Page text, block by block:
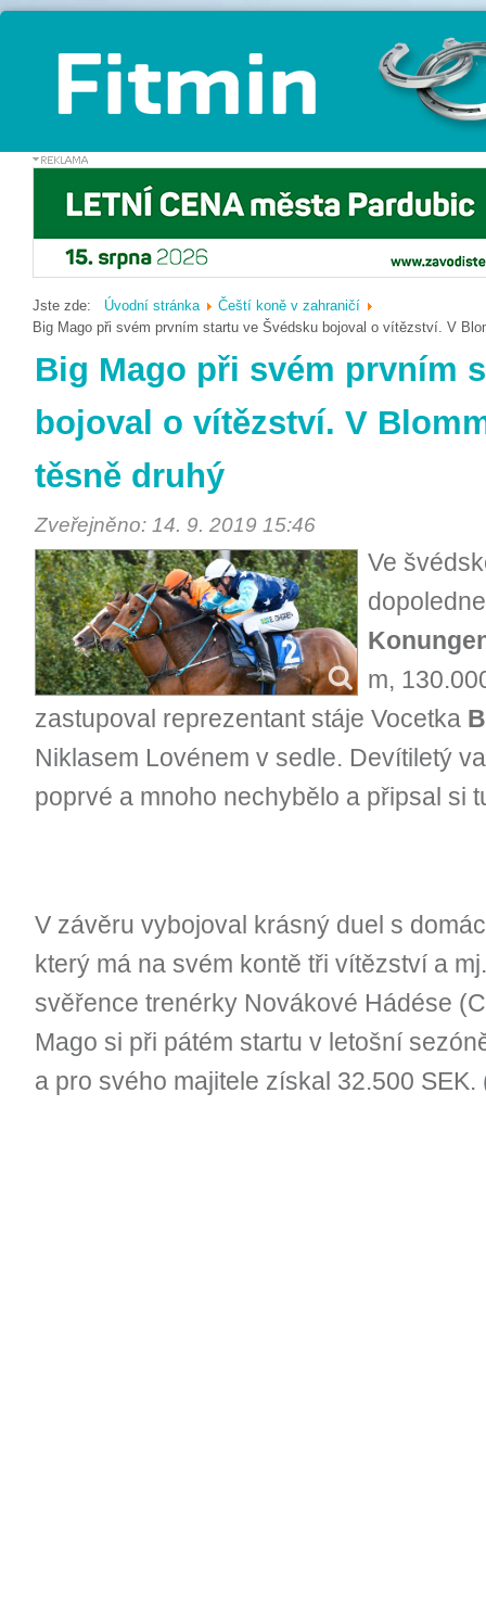
Jste zde: Úvodní stránka
Čeští koně v zahraničí
Big Mago při svém prvním startu ve Švédsku bojoval o vítězství. V
Big Mago při svém prvním
bojoval o vítězství. V
těsně druhý
Zveřejněno: 14. 9. 2019 15:46
Ve
m,
zastupoval reprezentant stáje Vocetka
Niklasem Lovénem v sedle. Devítiletý
poprvé a mnoho nechybělo a připsal si
V závěru vybojoval krásný duel s
který má na svém kontě tři vítězství a
svěřence trenérky Novákové Hádése
Mago si při pátém startu v letošní
a pro svého majitele získal 32.500 SEK.